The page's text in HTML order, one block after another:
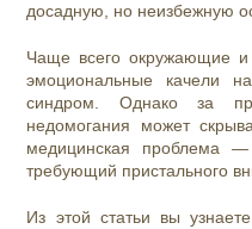
досадную, но неизбежную
Чаще всего окружающие
эмоциональные качели
синдром. Однако за
недомогания может
медицинская проблема —
требующий пристального
Из этой статьи вы